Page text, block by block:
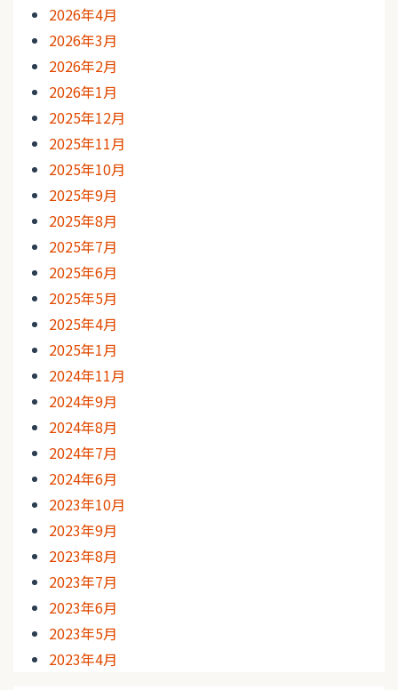
2026年4月
2026年3月
2026年2月
2026年1月
2025年12月
2025年11月
2025年10月
2025年9月
2025年8月
2025年7月
2025年6月
2025年5月
2025年4月
2025年1月
2024年11月
2024年9月
2024年8月
2024年7月
2024年6月
2023年10月
2023年9月
2023年8月
2023年7月
2023年6月
2023年5月
2023年4月